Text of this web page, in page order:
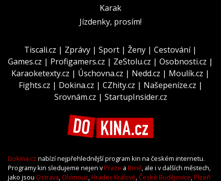
Karak
Jízdenky, prosím!
Tiscali.cz | Zprávy | Sport | Ženy | Cestování|
Games.cz | Profigamers.cz | ZeStolu.cz | Osobnosti.cz |
Karaoketexty.cz | Úschovna.cz | Nedd.cz | Moulík.cz |
Fights.cz | Dokina.cz | CZhity.cz | Našepeníze.cz |
Srovnám.cz | StartupInsider.cz
Dokina.cz nabízí nejpřehlednější program kin na českém internetu.
Programy kin sledujeme nejen vPraze a Brně, ale i v dalších městech,
jako jsou Ostrava, Olomouc,Hradec Králové,České Budějovice,Plzeň